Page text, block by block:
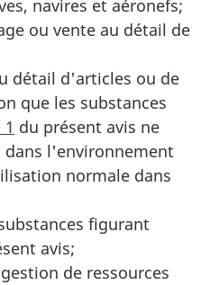
navires et aéronefs;
ou vente au détail de
détail d'articles ou de
que les substances
du présent avis ne
dans l'environnement
normale dans
figurant
avis;
de ressources